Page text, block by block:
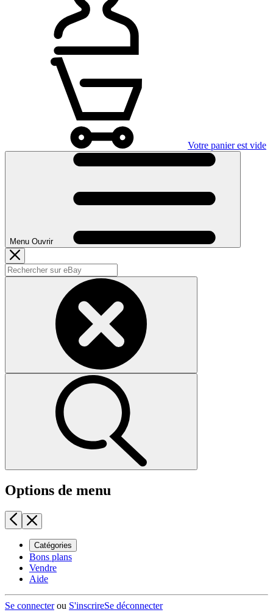
Votre panier est vide
Menu Ouvrir
Options de menu
Catégories
Bons plans
Vendre
Aide
Se connecterou S'inscrireSe déconnecter